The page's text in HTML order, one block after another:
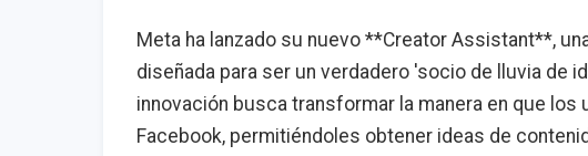
Meta ha lanzado su nuevo **Creator Assistant**,
diseñada para ser un verdadero 'socio de lluvia de
innovación busca transformar la manera en que
Facebook, permitiéndoles obtener ideas de